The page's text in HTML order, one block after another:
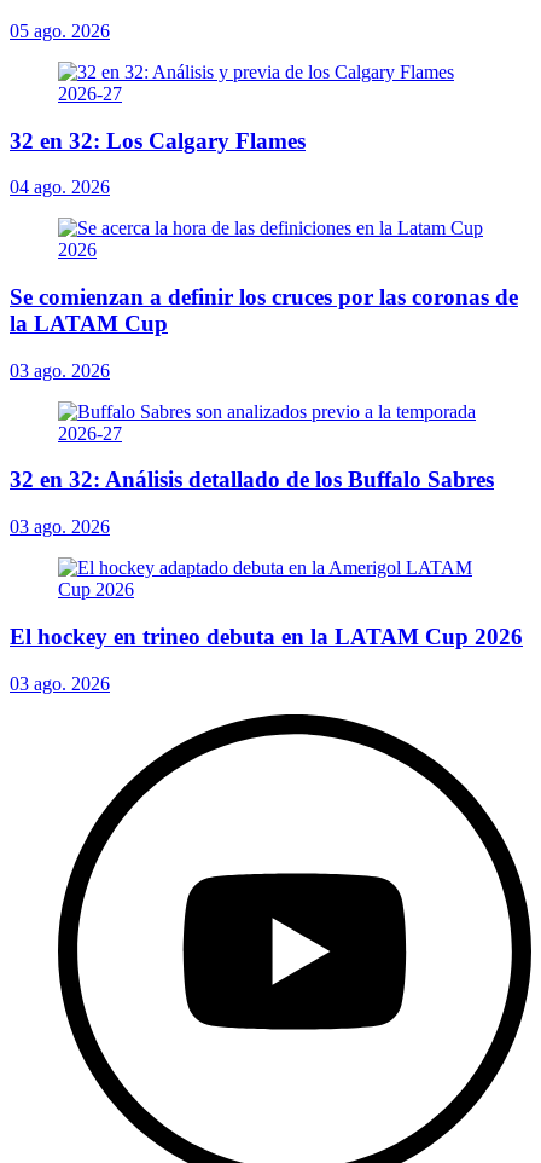
05 ago. 2026
32 en 32: Los Calgary Flames
04 ago. 2026
Se comienzan a definir los cruces por las coronas de
la LATAM Cup
03 ago. 2026
32 en 32: Análisis detallado de los Buffalo Sabres
03 ago. 2026
El hockey en trineo debuta en la LATAM Cup 2026
03 ago. 2026